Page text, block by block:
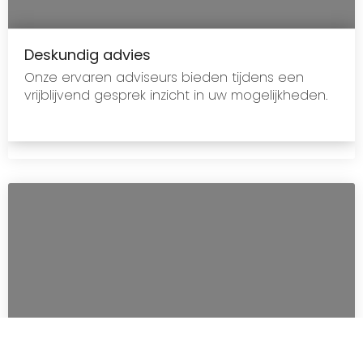
Deskundig advies
Onze ervaren adviseurs bieden tijdens een
vrijblijvend gesprek inzicht in uw mogelijkheden.